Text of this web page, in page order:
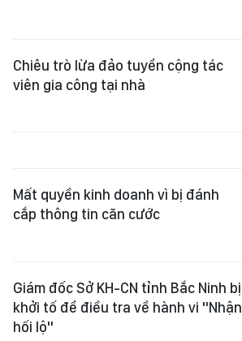
Chiêu trò lừa đảo tuyển cộng tác
viên gia công tại nhà
Mất quyền kinh doanh vì bị đánh
cắp thông tin căn cước
Giám đốc Sở KH-CN tỉnh Bắc Ninh bị
khởi tố để điều tra về hành vi "Nhận
hối lộ"